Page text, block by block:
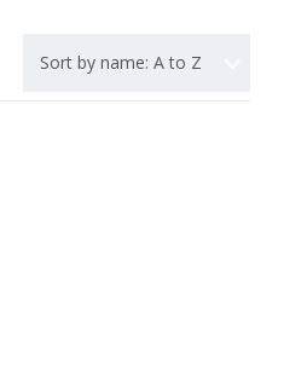
Sort by name: A to Z